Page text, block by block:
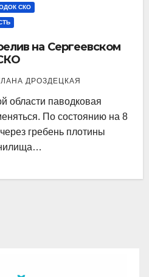
СКО
на Сергеевском
ДРОЗДЕЦКАЯ
области паводковая
По состоянию на 8
гребень плотины